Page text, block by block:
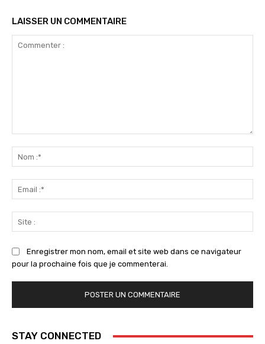
LAISSER UN COMMENTAIRE
:*
:*
:
Enregistrer mon nom, email et site web dans ce navigateur
pour la prochaine fois que je commenterai.
STAY CONNECTED